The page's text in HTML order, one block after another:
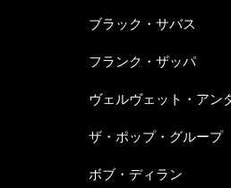
ブラック・サバス
フランク・ザッパ
ヴェルヴェット・アン
ザ・ポップ・グループ
ボブ・ディラン